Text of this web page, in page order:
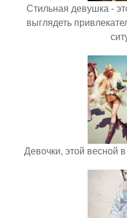
Стильная девушка -
выглядеть
Девочки, этой весной